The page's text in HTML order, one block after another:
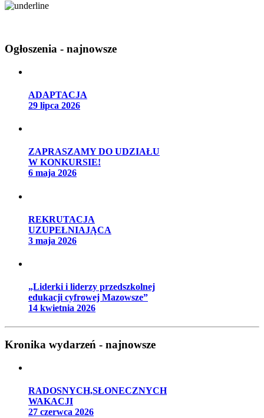
Ogłoszenia - najnowsze
ADAPTACJA
29 lipca 2026
ZAPRASZAMY DO UDZIAŁU
W KONKURSIE!
6 maja 2026
REKRUTACJA
UZUPEŁNIAJĄCA
3 maja 2026
„Liderki i liderzy przedszkolnej
edukacji cyfrowej Mazowsze”
14 kwietnia 2026
Kronika wydarzeń - najnowsze
RADOSNYCH,SŁONECZNYCH
WAKACJI
27 czerwca 2026